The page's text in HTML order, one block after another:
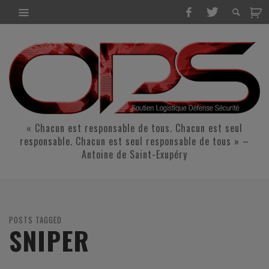
« Chacun est responsable de tous. Chacun est seul
responsable. Chacun est seul responsable de tous » –
Antoine de Saint-Exupéry
POSTS TAGGED
SNIPER